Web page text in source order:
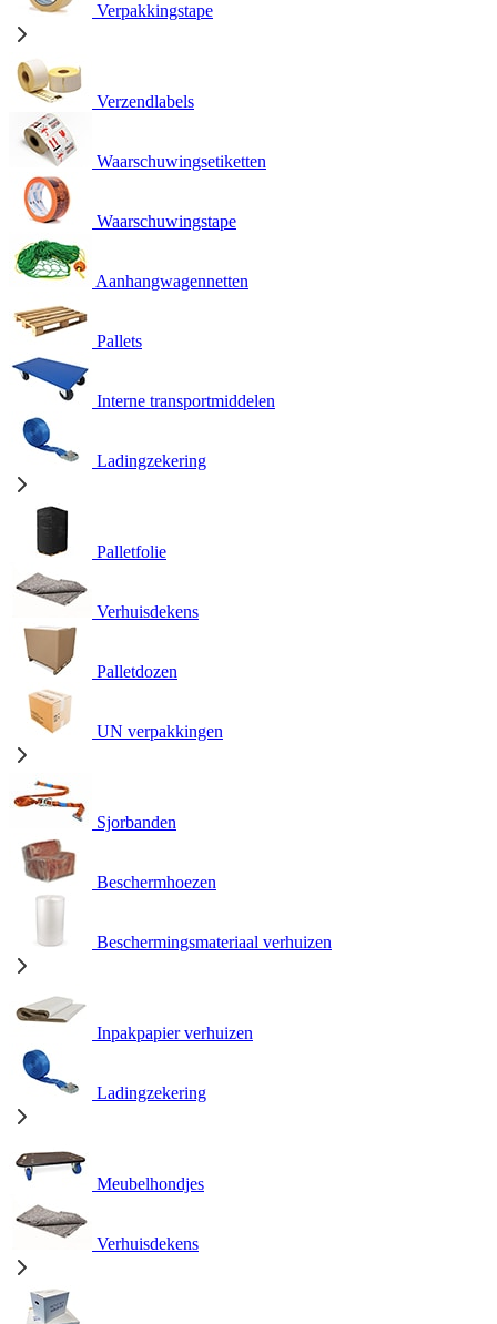
Verpakkingstape
Verzendlabels
Waarschuwingsetiketten
Waarschuwingstape
Aanhangwagennetten
Pallets
Interne transportmiddelen
Ladingzekering
Palletfolie
Verhuisdekens
Palletdozen
UN verpakkingen
Sjorbanden
Beschermhoezen
Beschermingsmateriaal verhuizen
Inpakpapier verhuizen
Ladingzekering
Meubelhondjes
Verhuisdekens